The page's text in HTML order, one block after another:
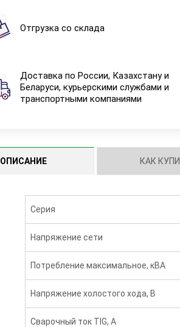
Отгрузка со склада
Доставка по России, Казахстану и
Беларуси, курьерскими службами и
транспортными компаниями
ОПИСАНИЕ КАК
Серия
Напряжение сети
Потребление максимальное, кВА
Напряжение холостого хода, В
Сварочный ток TIG, А